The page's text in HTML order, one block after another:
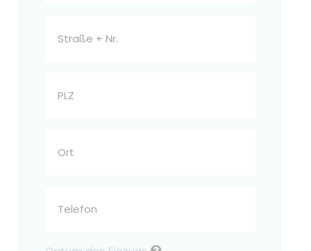
Schrägstrich
JJJJ